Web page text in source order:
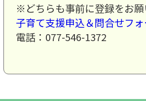
※どちらも事前に登録をお願
子育て支援申込＆問合せフォ
電話：077-546-1372